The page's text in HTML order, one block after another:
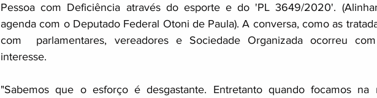
Pessoa com Deficiência através do esporte e do 'PL 3649/2020'.
agenda com o Deputado Federal Otoni de Paula). A conversa, como as
com  parlamentares, vereadores e Sociedade Organizada ocorreu
interesse.
"Sabemos que o esforço é desgastante. Entretanto quando focamos na